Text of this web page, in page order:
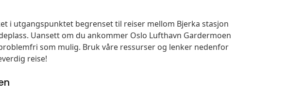
i utgangspunktet begrenset til reiser mellom Bjerka stasjon
Uansett om du ankommer Oslo Lufthavn Gardermoen
som mulig. Bruk våre ressurser og lenker nedenfor
reise!